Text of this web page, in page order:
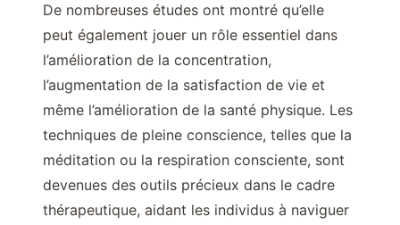
De nombreuses études ont montré qu’elle
peut également jouer un rôle essentiel dans
l’amélioration de la concentration,
l’augmentation de la satisfaction de vie et
même l’amélioration de la santé physique. Les
techniques de pleine conscience, telles que la
méditation ou la respiration consciente, sont
devenues des outils précieux dans le cadre
thérapeutique, aidant les individus à naviguer